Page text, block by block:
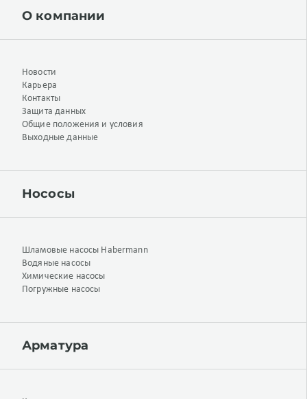
О компании
Новости
Карьера
Контакты
Защита данных
Общие положения и условия
Выходные данные
Нососы
Шламовые насосы Habermann
Водяные насосы
Химические насосы
Погружные насосы
Арматура